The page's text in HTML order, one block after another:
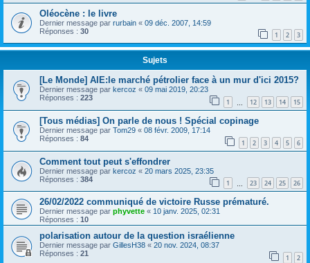
Oléocène : le livre
Dernier message par rurbain « 09 déc. 2007, 14:59
Réponses : 30 1 2 3
Sujets
[Le Monde] AIE:le marché pétrolier face à un mur d'ici 2015?
Dernier message par kercoz « 09 mai 2019, 20:23
Réponses : 223 1 12 13 14 15
[Tous médias] On parle de nous ! Spécial copinage
Dernier message par Tom29 « 08 févr. 2009, 17:14
Réponses : 84 1 2 3 4 5 6
Comment tout peut s'effondrer
Dernier message par kercoz « 20 mars 2025, 23:35
Réponses : 384 1 23 24 25 26
26/02/2022 communiqué de victoire Russe prématuré.
Dernier message par phyvette « 10 janv. 2025, 02:31
Réponses : 10
polarisation autour de la question israélienne
Dernier message par GillesH38 « 20 nov. 2024, 08:37
Réponses : 21 1 2